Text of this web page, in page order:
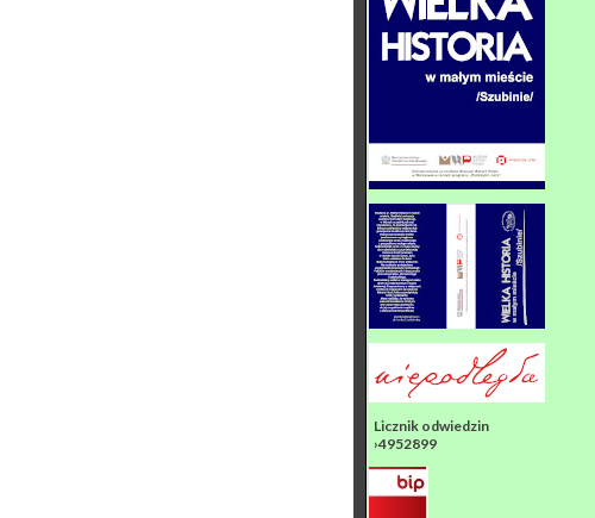
Licznik odwiedzin
›4952899